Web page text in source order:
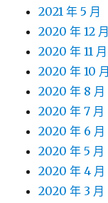
2021 年 5 月
2020 年 12 月
2020 年 11 月
2020 年 10 月
2020 年 8 月
2020 年 7 月
2020 年 6 月
2020 年 5 月
2020 年 4 月
2020 年 3 月